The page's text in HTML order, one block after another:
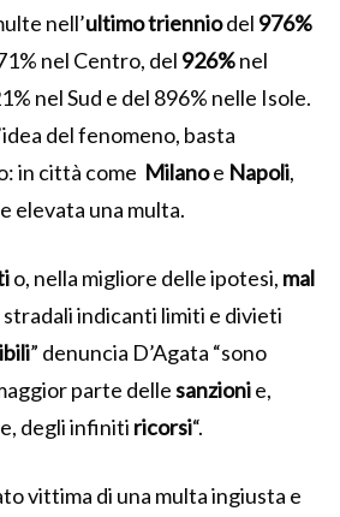
nell’ultimo trienniodel 976%
nel Centro, del 926%nel
nel Sud e del 896% nelle Isole.
del fenomeno, basta
in città come Milanoe Napoli,
elevata una multa.
o, nella migliore delle ipotesi, mal
stradali indicanti limiti e divieti
” denuncia D’Agata “sono
parte dellesanzionie,
degli infiniti ricorsi“.
vittima di una multa ingiusta e